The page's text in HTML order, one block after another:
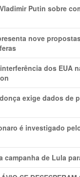
Putin sobre
nove
dos EUA
exige dados de
é investigado
campanha de Lula